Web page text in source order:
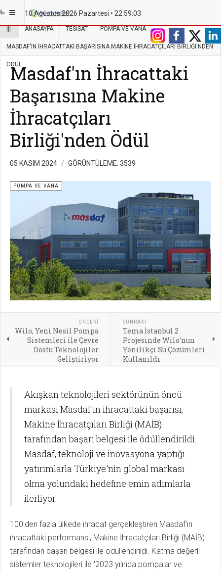
10 Ağustos 2026 Pazartesi • 22:59:03
ANASAYFA TESISAT POMPA VE VANA
MASDAF'IN İHRACATTAKI BAŞARISINA MAKINE İHRACATÇILARI BIRLIĞI'NDEN
ÖDÜL
Masdaf'ın İhracattaki
Başarısına Makine
İhracatçıları
Birliği'nden Ödül
05 KASIM 2024 GÖRÜNTÜLEME: 3539
POMPA VE VANA
ÖNCEKI
Wilo, Yeni Nesil Pompa
Sistemleri ile Çevre
Dostu Teknolojiler
Geliştiriyor
SONRAKI
Tema İstanbul 2
Projesinde Wilo’nun
Yenilikçi Su Çözümleri
Kullanıldı
Akışkan teknolojileri sektörünün öncü
markası Masdaf'ın ihracattaki başarısı,
Makine İhracatçıları Birliği (MAİB)
tarafından başarı belgesi ile ödüllendirildi.
Masdaf, teknoloji ve inovasyona yaptığı
yatırımlarla Türkiye'nin global markası
olma yolundaki hedefine emin adımlarla
ilerliyor.
100'den fazla ülkede ihracat gerçekleştiren Masdaf'ın
ihracattaki performansı, Makine İhracatçıları Birliği (MAİB)
tarafından başarı belgesi ile ödüllendirildi. Katma değerli
sistemler teknolojileri ile '2023 yılında pompalar ve